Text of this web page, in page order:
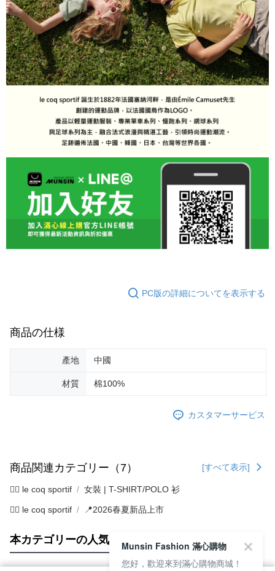
PC版の詳細についてを表示する
商品の仕様
產地 中國
材質 棉100%
カスタマーサービス
商品関連カテゴリー（7） [すべて表示]
🚴‍♂️ le coq sportif 女裝 | T-SHIRT/POLO 衫
🚴‍♂️ le coq sportif 📍2026春夏新品上市
本カテゴリーの人気商品 サイト全体のランキング
Munsin Fashion 滿心購物
您好，歡迎來到滿心購物商城！